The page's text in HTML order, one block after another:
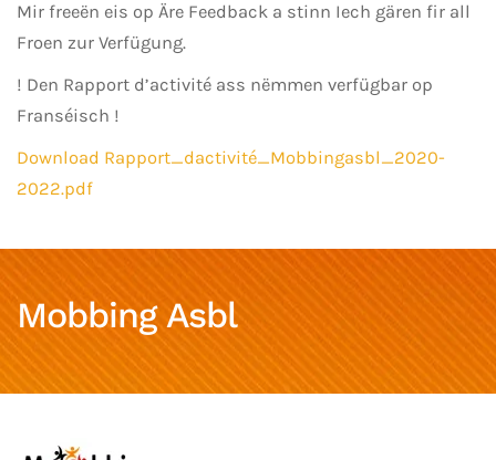
Mir freeën eis op Äre Feedback a stinn Iech gären fir all
Froen zur Verfügung.
! Den Rapport d’activité ass nëmmen verfügbar op
Franséisch !
Download Rapport_dactivité_Mobbingasbl_2020-
2022.pdf
Mobbing Asbl